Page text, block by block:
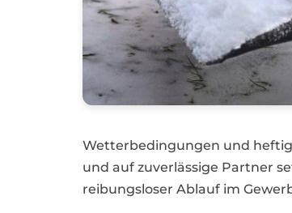
Wetterbedingungen und
und auf zuverlässige Partner
reibungsloser Ablauf im